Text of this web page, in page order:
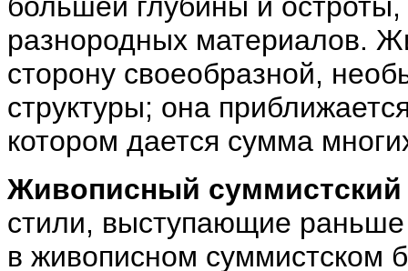
разнородных материалов.
сторону своеобразной,
структуры; она
котором дается сумма
Живописный
стили, выступающие
в живописном суммистском